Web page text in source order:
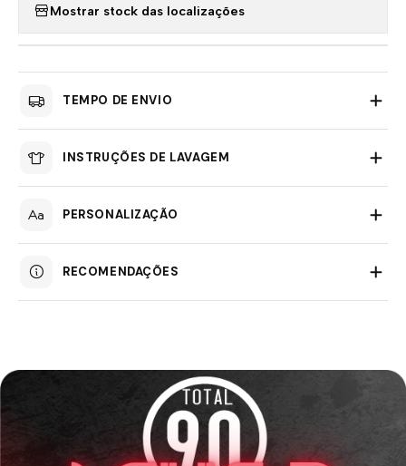
Mostrar stock das localizações
TEMPO DE ENVIO
INSTRUÇÕES DE LAVAGEM
PERSONALIZAÇÃO
RECOMENDAÇÕES